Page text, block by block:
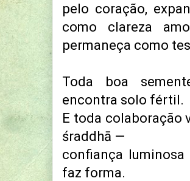
pelo coração,
como clareza
permaneça como
Toda boa
encontra solo fértil.
E toda colaboração
śraddhā —
confiança
faz forma.